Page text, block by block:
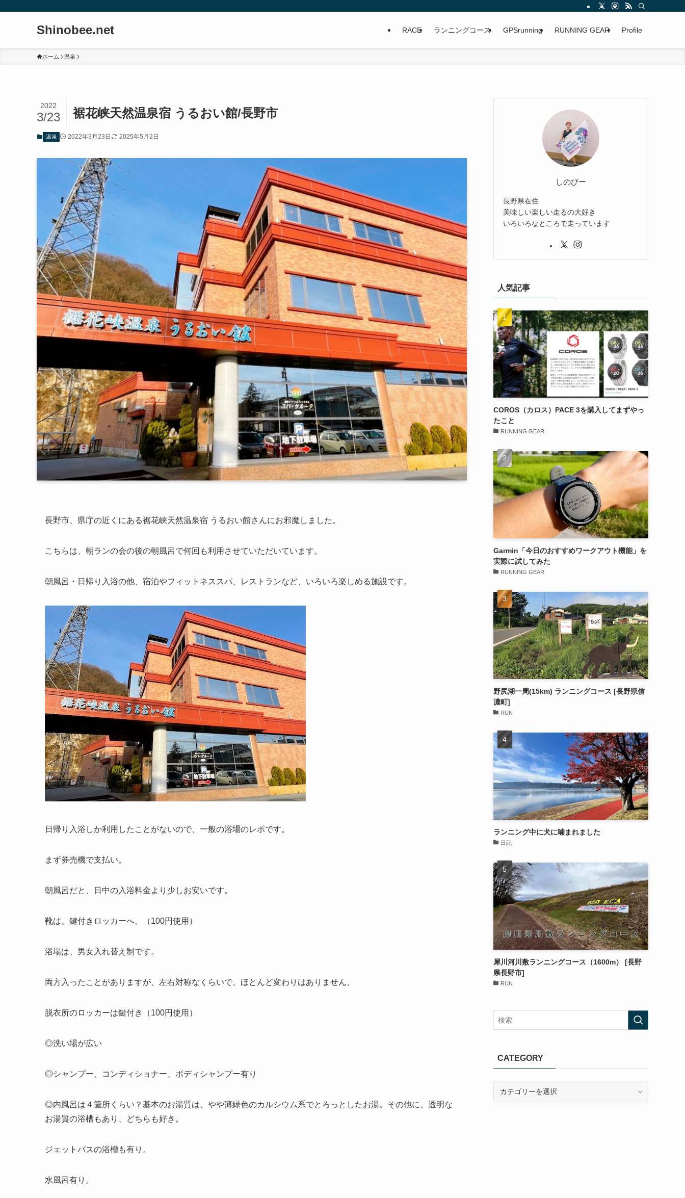
Shinobee.net RACE ランニングコース GPSrunning RUNNING GEAR Profile
ホーム 温泉
裾花峡天然温泉宿 うるおい館/長野市
2022
3/23
温泉 2022年3月23日 2025年5月2日
長野市、県庁の近くにある裾花峡天然温泉宿 うるおい館さんにお邪魔しました。
こちらは、朝ランの会の後の朝風呂で何回も利用させていただいています。
朝風呂・日帰り入浴の他、宿泊やフィットネススパ、レストランなど、いろいろ楽しめる施設です。
日帰り入浴しか利用したことがないので、一般の浴場のレポです。
まず券売機で支払い。
朝風呂だと、日中の入浴料金より少しお安いです。
靴は、鍵付きロッカーへ。（100円使用）
浴場は、男女入れ替え制です。
両方入ったことがありますが、左右対称なくらいで、ほとんど変わりはありません。
脱衣所のロッカーは鍵付き（100円使用）
◎洗い場が広い
◎シャンプー、コンディショナー、ボディシャンプー有り
◎内風呂は４箇所くらい？基本のお湯質は、やや薄緑色のカルシウム系でとろっとしたお湯。その他に、透明な
お湯質の浴槽もあり、どちらも好き。
ジェットバスの浴槽も有り。
水風呂有り。
しのびー
長野県在住
美味しい楽しい走るの大好き
いろいろなところで走っています
人気記事
COROS（カロス）PACE 3を購入してまずやっ
たこと
RUNNING GEAR
Garmin「今日のおすすめワークアウト機能」を
実際に試してみた
RUNNING GEAR
野尻湖一周(15km) ランニングコース [長野県信
濃町]
RUN
ランニング中に犬に噛まれました
日記
犀川河川敷ランニングコース（1600m） [長野
県長野市]
RUN
CATEGORY